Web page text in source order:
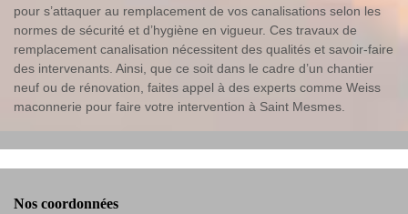
pour s’attaquer au remplacement de vos canalisations selon les
normes de sécurité et d’hygiène en vigueur. Ces travaux de
remplacement canalisation nécessitent des qualités et savoir-faire
des intervenants. Ainsi, que ce soit dans le cadre d’un chantier
neuf ou de rénovation, faites appel à des experts comme Weiss
maconnerie pour faire votre intervention à Saint Mesmes.
Nos coordonnées